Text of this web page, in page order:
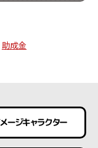
助成金
ージキャラクター